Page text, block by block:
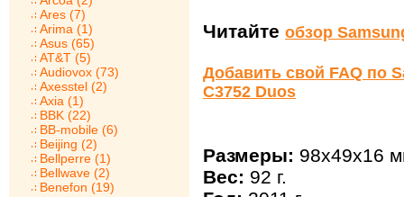
Ares (7)
Arima (1)
Asus (65)
AT&T (5)
Audiovox (73)
Axesstel (2)
Axia (1)
BBK (22)
BB-mobile (6)
Beijing (2)
Bellperre (1)
Bellwave (2)
Benefon (19)
Читайте обзор
Добавить свой FAQ по
C3752 Duos
Размеры: 98x49x16
Вес: 92 г.